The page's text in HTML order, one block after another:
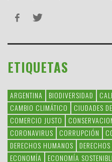
ETIQUETAS
ARGENTINA BIODIVERSIDAD
CAMBIO CLIMÁTICO
CIUDADES
COMERCIO JUSTO
CORONAVIRUS
CORRUPCIÓN
DERECHOS HUMANOS
ECONOMÍA
ECONOMÍA